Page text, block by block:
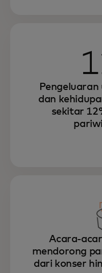
dan
sekitar
Acara-
mendorong
dari konser